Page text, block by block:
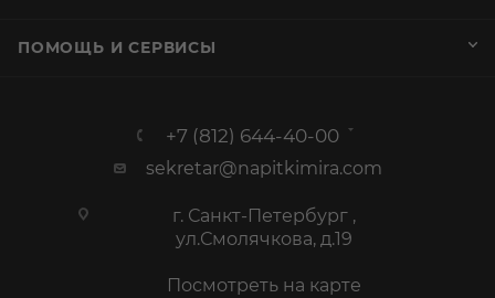
ПОМОЩЬ И СЕРВИСЫ
+7 (812) 644-40-00
sekretar@napitkimira.com
г. Санкт-Петербург ,
ул.Смолячкова, д.19
Посмотреть на карте